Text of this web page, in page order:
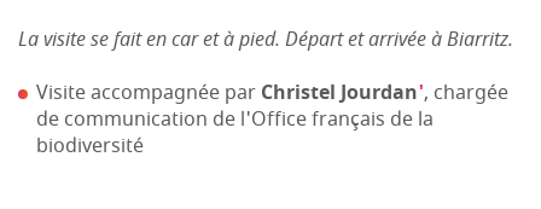
La visite se fait en car et à pied. Départ et arrivée à Biarritz.
Visite accompagnée par Christel Jourdan', chargée
de communication de l'Office français de la
biodiversité